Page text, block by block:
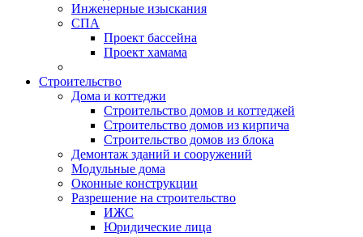
Инженерные изыскания
СПА
Проект бассейна
Проект хамама
Строительство
Дома и коттеджи
Строительство домов и коттеджей
Строительство домов из кирпича
Строительство домов из блока
Демонтаж зданий и сооружений
Модульные дома
Оконные конструкции
Разрешение на строительство
ИЖС
Юридические лица